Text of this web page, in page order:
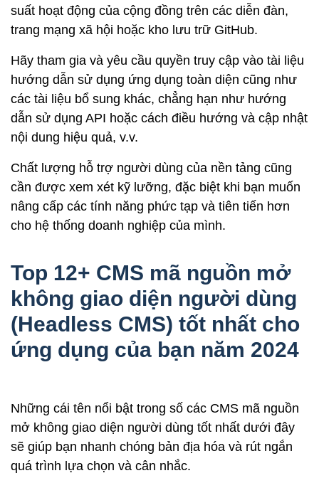
suất hoạt động của cộng đồng trên các diễn đàn,
trang mạng xã hội hoặc kho lưu trữ GitHub.
Hãy tham gia và yêu cầu quyền truy cập vào tài liệu
hướng dẫn sử dụng ứng dụng toàn diện cũng như
các tài liệu bổ sung khác, chẳng hạn như hướng
dẫn sử dụng API hoặc cách điều hướng và cập nhật
nội dung hiệu quả, v.v.
Chất lượng hỗ trợ người dùng của nền tảng cũng
cần được xem xét kỹ lưỡng, đặc biệt khi bạn muốn
nâng cấp các tính năng phức tạp và tiên tiến hơn
cho hệ thống doanh nghiệp của mình.
Top 12+ CMS mã nguồn mở
không giao diện người dùng
(Headless CMS) tốt nhất cho
ứng dụng của bạn năm 2024
Những cái tên nổi bật trong số các CMS mã nguồn
mở không giao diện người dùng tốt nhất dưới đây
sẽ giúp bạn nhanh chóng bản địa hóa và rút ngắn
quá trình lựa chọn và cân nhắc.